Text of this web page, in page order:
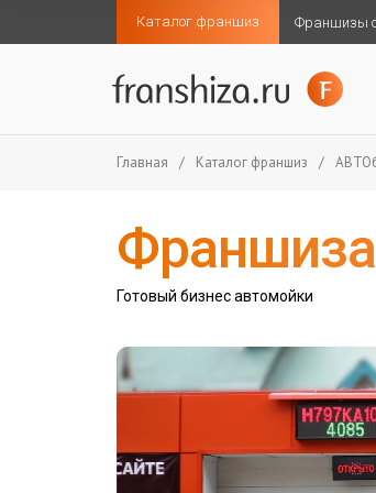
Каталог франшиз Франшизы
Главная / Каталог франшиз /
Готовый бизнес автомойки